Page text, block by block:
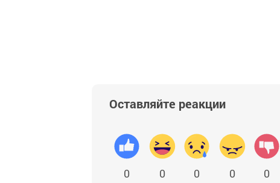
Оставляйте реакции
0 0 0 0 0